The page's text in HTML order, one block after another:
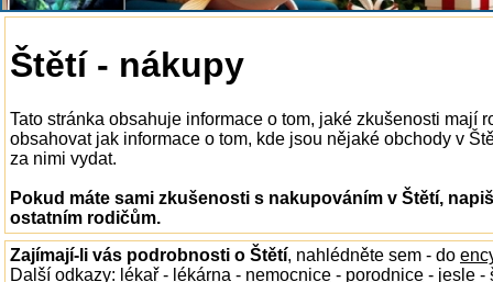
Štětí - nákupy
Tato stránka obsahuje informace o tom, jaké zkušenosti mají
obsahovat jak informace o tom, kde jsou nějaké obchody v
za nimi vydat.
Pokud máte sami zkušenosti s nakupováním v Štětí,
ostatním rodičům.
Zajímají-li vás podrobnosti o Štětí, nahlédněte sem - do
Další odkazy: lékař - lékárna - nemocnice - porodnice - jesle -